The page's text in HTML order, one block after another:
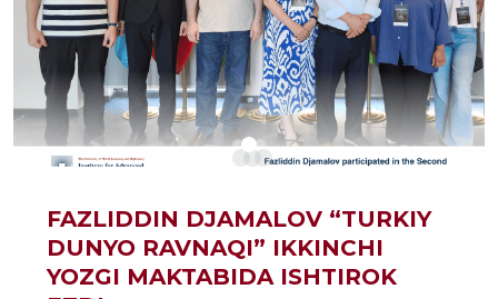
FAZLIDDIN DJAMALOV “TURKIY
DUNYO RAVNAQI” IKKINCHI
YOZGI MAKTABIDA ISHTIROK